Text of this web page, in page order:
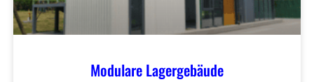
Modulare Lagergebäude